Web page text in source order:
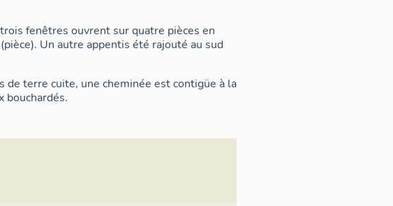
fenêtres ouvrent sur quatre pièces en
Un autre appentis été rajouté au sud
terre cuite, une cheminée est contigüe à la
bouchardés.